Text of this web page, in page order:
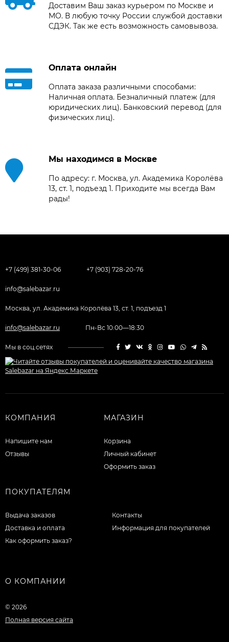
Доставим Ваш заказ курьером по Москве и
МО. В любую точку России службой доставки
СДЭК. Так же есть возможность самовывоза.
Оплата онлайн
Оплата заказа различными способами:
Наличная оплата. Безналичный платеж (для
юридических лиц). Банковский перевод (для
физических лиц).
Мы находимся в Москве
По адресу: г. Москва, ул. Академика Королёва
13, ст. 1, подъезд 1. Приходите мы всегда Вам
рады!
+7 (499) 381-30-06 +7 (903) 728-20-76
info@salebazar.ru
Москва, ул. Академика Королёва 13, ст. 1, подъезд 1
info@salebazar.ru Пн-Вс 10:00—18:30
Мы в соц.сетях
КОМПАНИЯ
Напишите нам
Отзывы
МАГАЗИН
Корзина
Личный кабинет
Оформить заказ
ПОКУПАТЕЛЯМ
Выдача заказов
Доставка и оплата
Как оформить заказ?
Контакты
Информация для покупателей
О КОМПАНИИ
© 2026
Полная версия сайта